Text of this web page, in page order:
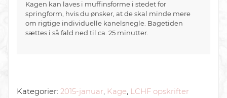
Kagen kan laves i muffinsforme i stedet for
springform, hvis du ønsker, at de skal minde mere
om rigtige individuelle kanelsnegle. Bagetiden
sættes i så fald ned til ca. 25 minutter.
Kategorier: 2015-januar, Kage, LCHF opskrifter